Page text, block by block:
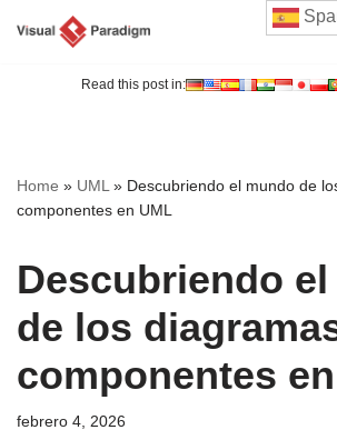
Read this post in:
Home » UML» Descubriendo el mundo de
componentes en UML
Descubriendo
de los
componentes
febrero 4, 2026